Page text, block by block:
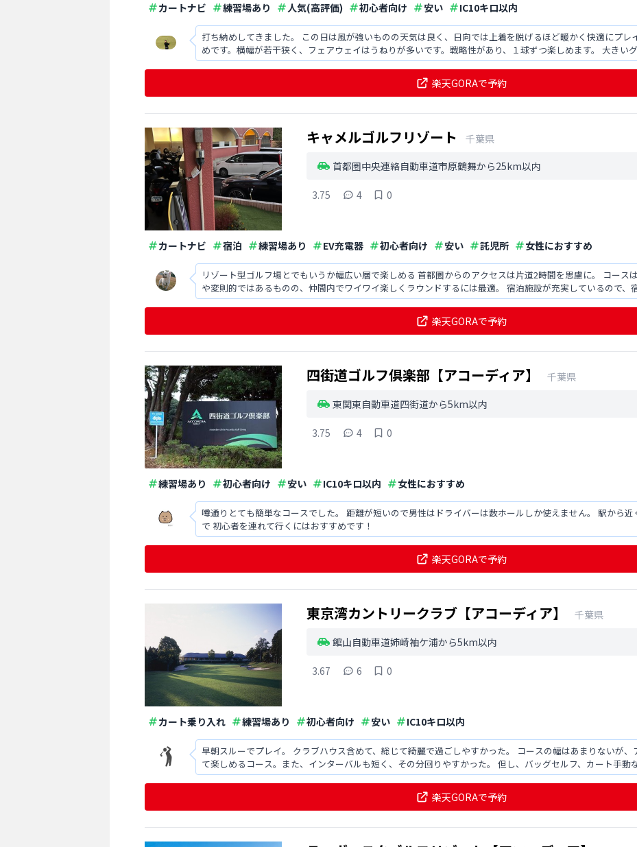
カートナビ 練習場あり 人気(高評価) 初心者向け 安い IC10キロ以内
打ち納めしてきました。 この日は風が強いものの天気は良く、日向では上着を脱げるほど暖かく快適にプレ
めです。横幅が若干狭く、フェアウェイはうねりが多いです。戦略性があり、１球ずつ楽しめます。 大きい
ないとパッティングで結構叩いてしまいます。
楽天GORAで予約
キャメルゴルフリゾート
千葉県
首都圏中央連絡自動車道市原鶴舞から25km以内
3.75 4 0
カートナビ 宿泊 練習場あり EV充電器 初心者向け 安い 託児所 女性におすすめ
リゾート型ゴルフ場とでもいうか幅広い層で楽しめる 首都圏からのアクセスは片道2時間を思慮に。 コース
や変則的ではあるものの、仲間内でワイワイ楽しくラウンドするには最適。 宿泊施設が充実しているので、
は標準的だがコスパ的には満足できる。
楽天GORAで予約
四街道ゴルフ倶楽部【アコーディア】
千葉県
東関東自動車道四街道から5km以内
3.75 4 0
練習場あり 初心者向け 安い IC10キロ以内 女性におすすめ
噂通りとても簡単なコースでした。 距離が短いので男性はドライバーは数ホールしか使えません。 駅から近く都内から1時間程度で行けるの
で 初心者を連れて行くにはおすすめです！
楽天GORAで予約
東京湾カントリークラブ【アコーディア】
千葉県
館山自動車道姉崎袖ケ浦から5km以内
3.67 6 0
カート乗り入れ 練習場あり 初心者向け 安い IC10キロ以内
早朝スルーでプレイ。 クラブハウス含めて、総じて綺麗で過ごしやすかった。 コースの幅はあまりないが、
て楽しめるコース。また、インターバルも短く、その分回りやすかった。 但し、バッグセルフ、カート手動
が、価格相応な印象で、スタッフさんの対応も
楽天GORAで予約